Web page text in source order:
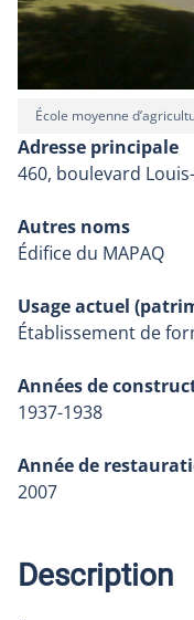
École moyenne
Adresse principale
460, boulevard
Autres noms
Édifice du MAPAQ
Usage actuel
Établissement de
Années de
1937-1938
Année de
2007
Description